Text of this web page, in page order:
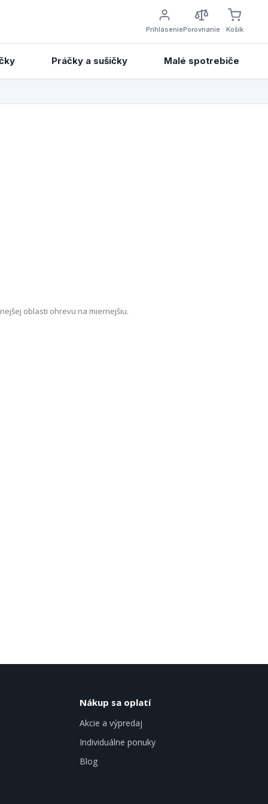
PrihláseniePorovnanie Košík
Práčky a sušičky Malé spotrebiče
oblasti ohrevu na miernejšiu.
Nákup sa oplatí
Akcie a výpredaj
Individuálne ponuky
Blog